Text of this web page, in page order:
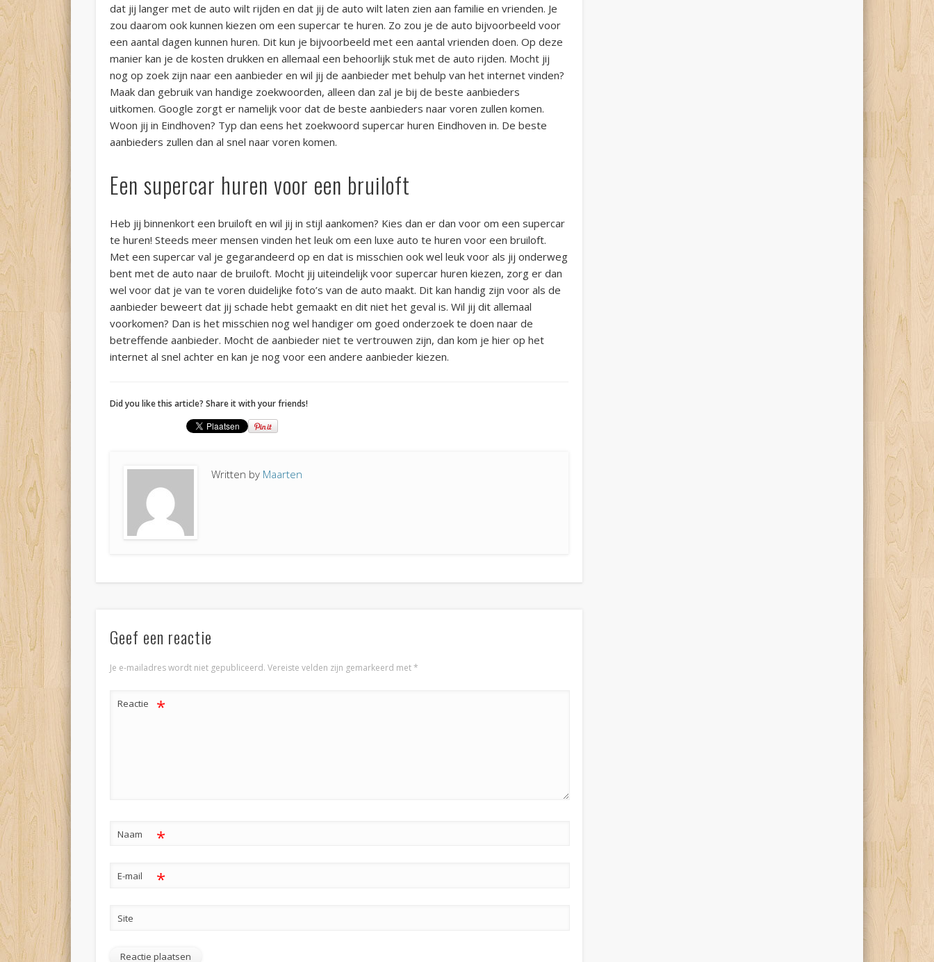
dat jij langer met de auto wilt rijden en dat jij de auto wilt laten zien aan familie en vrienden. Je
zou daarom ook kunnen kiezen om een supercar te huren. Zo zou je de auto bijvoorbeeld voor
een aantal dagen kunnen huren. Dit kun je bijvoorbeeld met een aantal vrienden doen. Op deze
manier kan je de kosten drukken en allemaal een behoorlijk stuk met de auto rijden. Mocht jij
nog op zoek zijn naar een aanbieder en wil jij de aanbieder met behulp van het internet vinden?
Maak dan gebruik van handige zoekwoorden, alleen dan zal je bij de beste aanbieders
uitkomen. Google zorgt er namelijk voor dat de beste aanbieders naar voren zullen komen.
Woon jij in Eindhoven? Typ dan eens het zoekwoord supercar huren Eindhoven in. De beste
aanbieders zullen dan al snel naar voren komen.
Een supercar huren voor een bruiloft
Heb jij binnenkort een bruiloft en wil jij in stijl aankomen? Kies dan er dan voor om een supercar
te huren! Steeds meer mensen vinden het leuk om een luxe auto te huren voor een bruiloft.
Met een supercar val je gegarandeerd op en dat is misschien ook wel leuk voor als jij onderweg
bent met de auto naar de bruiloft. Mocht jij uiteindelijk voor supercar huren kiezen, zorg er dan
wel voor dat je van te voren duidelijke foto’s van de auto maakt. Dit kan handig zijn voor als de
aanbieder beweert dat jij schade hebt gemaakt en dit niet het geval is. Wil jij dit allemaal
voorkomen? Dan is het misschien nog wel handiger om goed onderzoek te doen naar de
betreffende aanbieder. Mocht de aanbieder niet te vertrouwen zijn, dan kom je hier op het
internet al snel achter en kan je nog voor een andere aanbieder kiezen.
Did you like this article? Share it with your friends!
Written by Maarten
Geef een reactie
Je e-mailadres wordt niet gepubliceerd. Vereiste velden zijn gemarkeerd met*
Reactie *
Naam *
E-mail *
Site